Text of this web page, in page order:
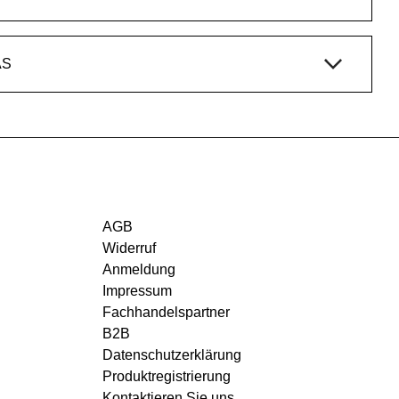
AGB
Widerruf
Anmeldung
Impressum
Fachhandelspartner
B2B
Datenschutzerklärung
Produktregistrierung